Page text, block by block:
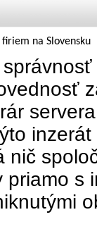
na Slovensku
nič
priamo s